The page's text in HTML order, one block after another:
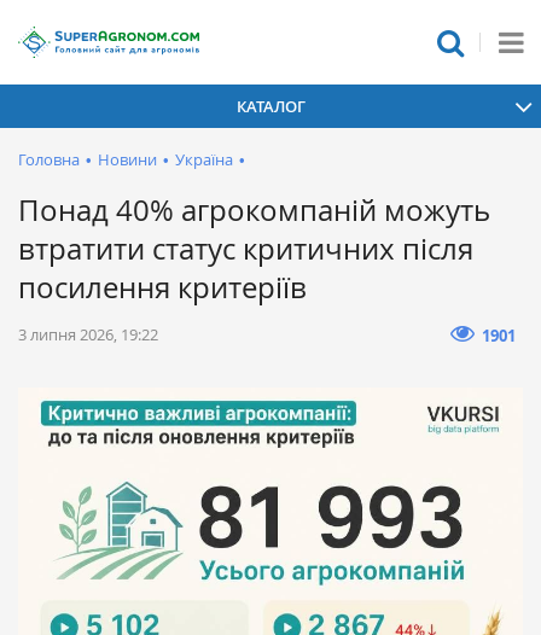
КАТАЛОГ
Головна • Новини • Україна •
Понад 40% агрокомпаній можуть
втратити статус критичних після
посилення критеріїв
3 липня 2026, 19:22 1901